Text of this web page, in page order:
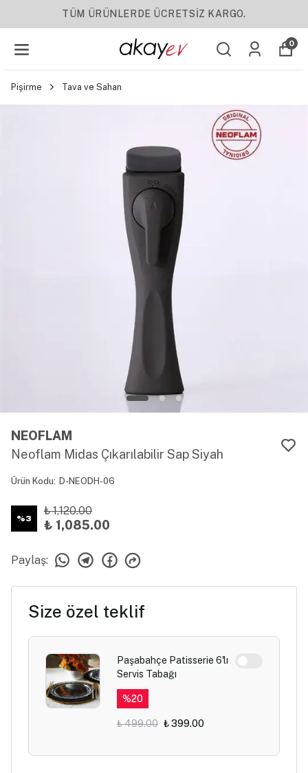
ÜCRETSİZ KARGO.
0
Pişirme Tava ve Sahan
NEOFLAM
Neoflam Midas Çıkarılabilir Sap Siyah
Ürün Kodu: D-NEODH-06
%3
₺ 1,120.00
₺ 1,085.00
Paylaş:
Size özel teklif
Paşabahçe Patisserie 6'lı
Servis Tabağı
%20
₺ 499.00 ₺ 399.00